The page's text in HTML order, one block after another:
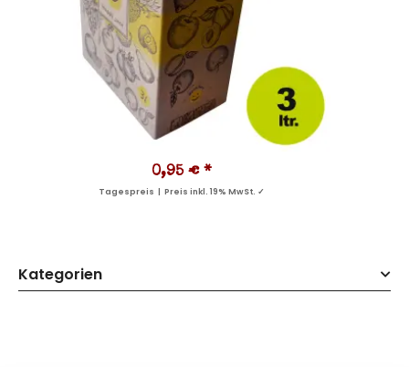
0,95 € *
Tagespreis | Preis inkl. 19% MwSt. ✓
Kategorien